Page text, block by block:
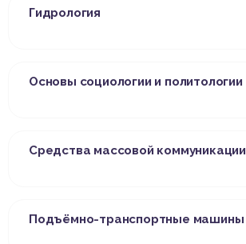
Гидрология
Основы социологии и политологии
Средства массовой коммуникации
Подъёмно-транспортные машины